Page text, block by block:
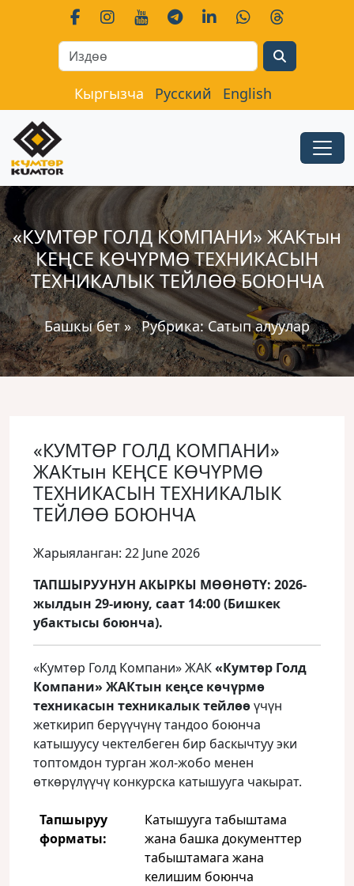
Кыргызча Русский English
«КУМТӨР ГОЛД КОМПАНИ» ЖАКтын
КЕҢСЕ КӨЧҮРМӨ ТЕХНИКАСЫН
ТЕХНИКАЛЫК ТЕЙЛӨӨ БОЮНЧА
Башкы бет» Рубрика:Сатып алуулар
«КУМТӨР ГОЛД КОМПАНИ»
ЖАКтын КЕҢСЕ КӨЧҮРМӨ
ТЕХНИКАСЫН ТЕХНИКАЛЫК
ТЕЙЛӨӨ БОЮНЧА
Жарыяланган: 22 June 2026
ТАПШЫРУУНУН АКЫРКЫ МӨӨНӨТҮ: 2026-
жылдын 29-июну, саат 14:00 (Бишкек
убактысы боюнча).
«Кумтөр Голд Компани» ЖАК«Кумтөр Голд
Компани» ЖАКтын кеңсе көчүрмө
техникасын техникалык тейлөөүчүн
жеткирип берүүчүнү тандоо боюнча
катышуусу чектелбеген бир баскычтуу эки
топтомдон турган жол-жобо менен
өткөрүлүүчү конкурска катышууга чакырат.
Тапшыруу
форматы:
Катышууга табыштама
жана башка документтер
табыштамага жана
келишим боюнча